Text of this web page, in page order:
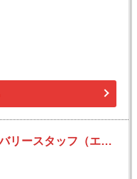
佐川急便 世田谷営業所 デリバリースタッフ（エリア集配）の求人！未経験歓迎！先輩たちがサポートします♪